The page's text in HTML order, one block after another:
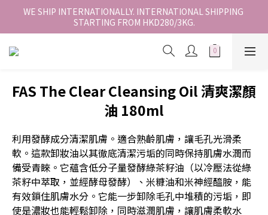
香港地區全店免運。免運費適用於香港順豐站、營業點或智能櫃取
件。
WE SHIP INTERNATIONALLY. INTERNATIONAL SHIPPING
STARTING FROM HKD280/3KG.
香港地區全店免運。免運費適用於香港順豐站、營業點或智能櫃取
FAS The Clear Cleansing Oil 清爽潔顏
油 180ml
利用發酵成分清潔肌膚。適合熟齡肌膚，讓毛孔光滑柔
軟。這款卸妝油以其徹底清潔污垢的同時保持肌膚水潤而
備受青睞。它蘊含低分子量發酵綠茶籽油（以冷壓法從綠
茶籽中萃取，並經酵母發酵）、米糠油和米神經醯胺，能
有效鎖住肌膚水分。它能一步卸除毛孔中堆積的污垢，即
使是濃妝也能輕鬆卸除，同時滋潤肌膚，讓肌膚柔軟水